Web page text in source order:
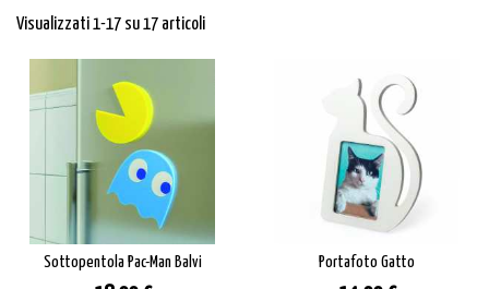
Visualizzati 1-17 su 17 articoli
Sottopentola Pac-Man Balvi Portafoto Gatto